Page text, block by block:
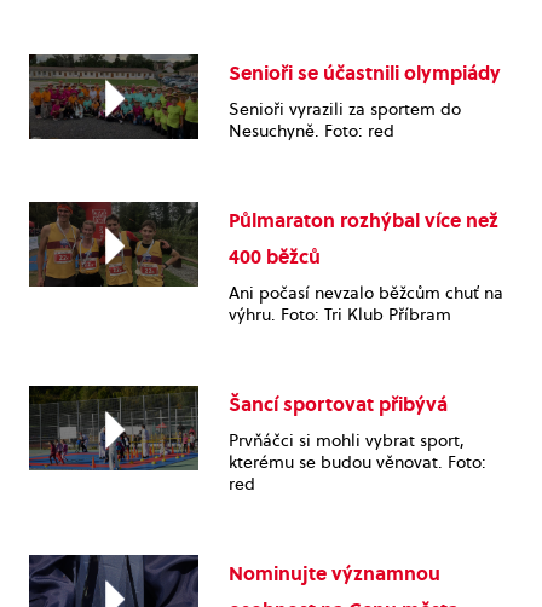
Senioři se účastnili olympiády
Senioři vyrazili za sportem do
Nesuchyně. Foto: red
Půlmaraton rozhýbal více než
400 běžců
Ani počasí nevzalo běžcům chuť na
výhru. Foto: Tri Klub Příbram
Šancí sportovat přibývá
Prvňáčci si mohli vybrat sport,
kterému se budou věnovat. Foto:
red
Nominujte významnou